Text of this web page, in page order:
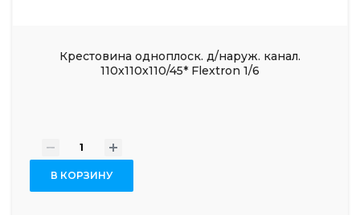
Крестовина одноплоск. д/наруж. канал.
110x110x110/45* Flextron 1/6
- +
В КОРЗИНУ